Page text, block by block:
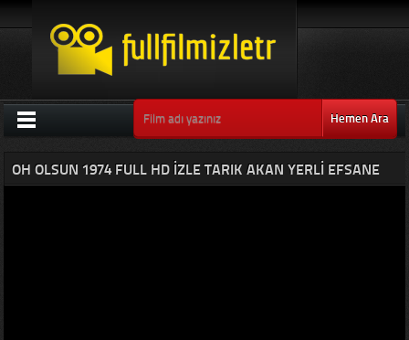
Hemen Ara
OH OLSUN 1974 FULL HD IZLE TARIK AKAN YERLI EFSANE